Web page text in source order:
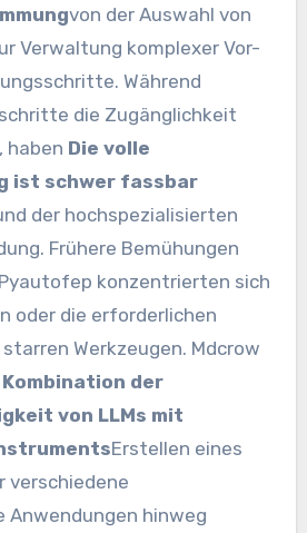
von der Auswahl von
Verwaltung komplexer Vor-
Während
die Zugänglichkeit
haben Die volle
ist schwer fassbar
der hochspezialisierten
Frühere Bemühungen
konzentrierten sich
oder die erforderlichen
Werkzeugen. Mdcrow
Kombination der
von LLMs mit
Erstellen eines
verschiedene
hinweg